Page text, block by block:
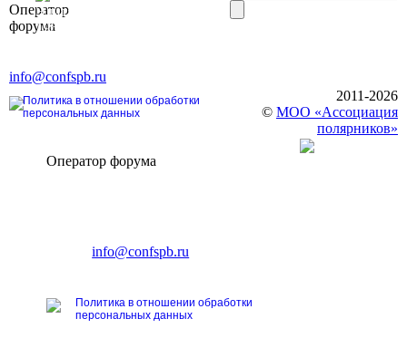
Оператор
форума
Элит»
196191, г. Санкт-Петербург,
info@confspb.ru
Политика в отношении обработки
персональных данных
2011-2026
© МОО «Ассоциация
полярников»
Оператор форума
E-mail:info@confspb.ru
Политика в отношении обработки
персональных данных